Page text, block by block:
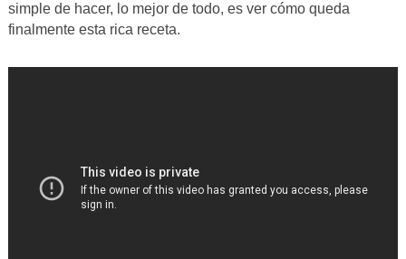
simple de hacer, lo mejor de todo, es ver cómo queda
finalmente esta rica receta.